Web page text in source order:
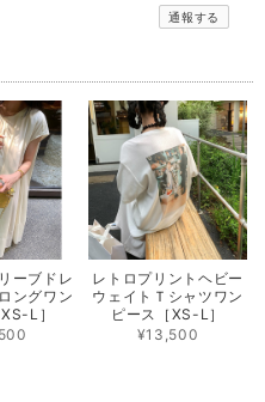
通報する
ーブドレ
ングワン
L］
レトロプリントヘビー
ウェイトＴシャツワン
ピース［XS-L］
¥13,500